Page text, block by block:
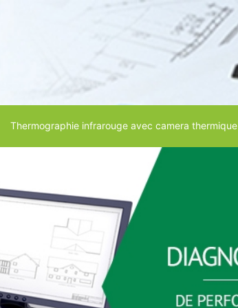
Thermographie infrarouge avec camera thermique